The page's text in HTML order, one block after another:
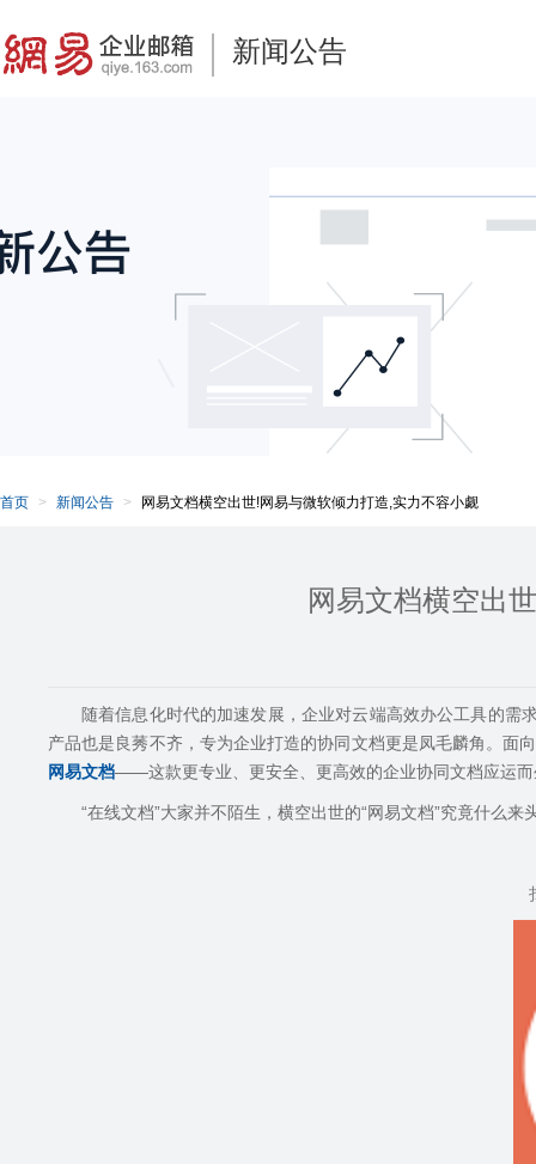
新闻公告
首页 新闻公告 网易文档横空出世!网易与微软倾力打造,实力不容小觑
网易文档横空出
随着信息化时代的加速发展，企业对云端高效办公工具的
产品也是良莠不齐，专为企业打造的协同文档更是凤毛麟角。面
网易文档——这款更专业、更安全、更高效的企业协同文档应运而
“在线文档”大家并不陌生，横空出世的“网易文档”究竟什么来